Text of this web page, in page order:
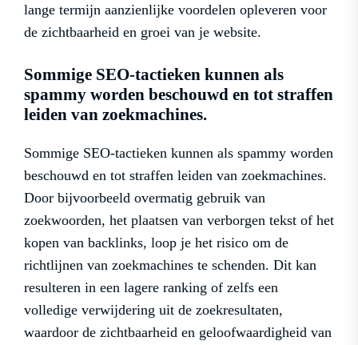
lange termijn aanzienlijke voordelen opleveren voor
de zichtbaarheid en groei van je website.
Sommige SEO-tactieken kunnen als
spammy worden beschouwd en tot straffen
leiden van zoekmachines.
Sommige SEO-tactieken kunnen als spammy worden
beschouwd en tot straffen leiden van zoekmachines.
Door bijvoorbeeld overmatig gebruik van
zoekwoorden, het plaatsen van verborgen tekst of het
kopen van backlinks, loop je het risico om de
richtlijnen van zoekmachines te schenden. Dit kan
resulteren in een lagere ranking of zelfs een
volledige verwijdering uit de zoekresultaten,
waardoor de zichtbaarheid en geloofwaardigheid van